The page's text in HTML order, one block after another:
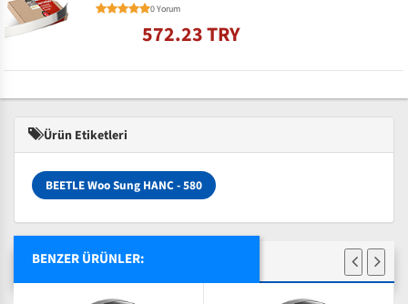
0 Yorum
572.23 TRY
Ürün Etiketleri
BEETLE Woo Sung HANC - 580
BENZER ÜRÜNLER: